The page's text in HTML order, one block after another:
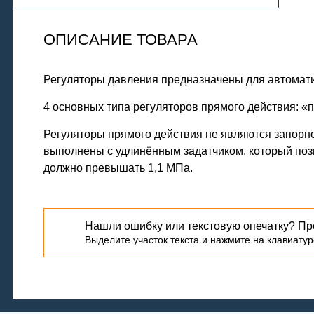
ОПИСАНИЕ ТОВАРА
Регуляторы давления предназначены для
4 основных типа регуляторов прямого действия:
Регуляторы прямого действия не являются
выполнены с удлинённым задатчиком, который
должно превышать 1,1 МПа.
Нашли ошибку или текстовую опечатку?
Выделите участок текста и нажмите на